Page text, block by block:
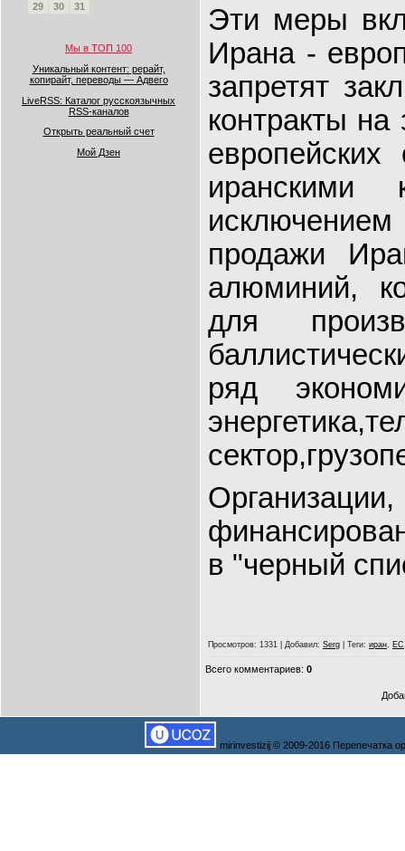
29
30 31
Мы в ТОП 100
Уникальный контент: рерайт,
копирайт, переводы — Адвего
LiveRSS: Каталог русскоязычных
RSS-каналов
Открыть реальный счет
Мой Дзен
Эти меры
Ирана -
запретят
контракты на
иранскими
продажи
алюминий,
для
ряд
в "черный
Просмотров: 1331 | Добавил: Serg Теги: иран, ЕС
Всего комментариев: 0
mirinvestizij © 2009-2016 Перепечатка